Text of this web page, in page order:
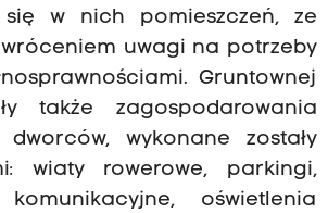
się w nich pomieszczeń, ze
uwagi na potrzeby
Gruntownej
także zagospodarowania
wykonane zostały
wiaty rowerowe, parkingi,
oświetlenia